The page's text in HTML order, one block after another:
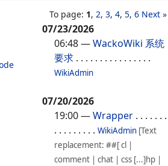
To page: 1, 2, 3, 4, 5, 6 Next »
07/23/2026
06:48—WackoWiki 系统
要求 . . . . . . . . . . . . . . . .
WikiAdmin
07/20/2026
19:00—Wrapper . . . . . . .
. . . . . . . . . WikiAdmin [Text
replacement: ##[ cl |
comment | chat | css [...]hp |